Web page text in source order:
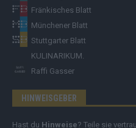
Fränkisches Blatt
Münchener Blatt
Stuttgarter Blatt
KULINARIKUM.
Raffi Gasser
HINWEISGEBER
Hast du Hinweise? Teile sie